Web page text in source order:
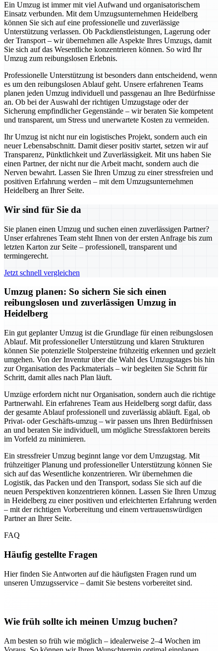
Ein Umzug ist immer mit viel Aufwand und organisatorischem
Einsatz verbunden. Mit dem Umzugsunternehmen Heidelberg
können Sie sich auf eine professionelle und zuverlässige
Unterstützung verlassen. Ob Packdienstleistungen, Lagerung oder
der Transport – wir übernehmen alle Aspekte Ihres Umzugs, damit
Sie sich auf das Wesentliche konzentrieren können. So wird Ihr
Umzug zum reibungslosen Erlebnis.
Professionelle Unterstützung ist besonders dann entscheidend, wenn
es um den reibungslosen Ablauf geht. Unsere erfahrenen Teams
planen jeden Umzug individuell und passgenau an Ihre Bedürfnisse
an. Ob bei der Auswahl der richtigen Umzugstage oder der
Sicherung empfindlicher Gegenstände – wir beraten Sie kompetent
und transparent, um Stress und unerwartete Kosten zu vermeiden.
Ihr Umzug ist nicht nur ein logistisches Projekt, sondern auch ein
neuer Lebensabschnitt. Damit dieser positiv startet, setzen wir auf
Transparenz, Pünktlichkeit und Zuverlässigkeit. Mit uns haben Sie
einen Partner, der nicht nur die Arbeit macht, sondern auch die
Nerven bewahrt. Lassen Sie Ihren Umzug zu einer stressfreien und
positiven Erfahrung werden – mit dem Umzugsunternehmen
Heidelberg an Ihrer Seite.
Wir sind für Sie da
Sie planen einen Umzug und suchen einen zuverlässigen Partner?
Unser erfahrenes Team steht Ihnen von der ersten Anfrage bis zum
letzten Karton zur Seite – professionell, transparent und
termingerecht.
Jetzt schnell vergleichen
Umzug planen: So sichern Sie sich einen
reibungslosen und zuverlässigen Umzug in
Heidelberg
Ein gut geplanter Umzug ist die Grundlage für einen reibungslosen
Ablauf. Mit professioneller Unterstützung und klaren Strukturen
können Sie potenzielle Stolpersteine frühzeitig erkennen und gezielt
umgehen. Von der Inventur über die Wahl des Umzugstages bis hin
zur Organisation des Packmaterials – wir begleiten Sie Schritt für
Schritt, damit alles nach Plan läuft.
Umzüge erfordern nicht nur Organisation, sondern auch die richtige
Partnerwahl. Ein erfahrenes Team aus Heidelberg sorgt dafür, dass
der gesamte Ablauf professionell und zuverlässig abläuft. Egal, ob
Privat- oder Geschäfts-umzug – wir passen uns Ihren Bedürfnissen
an und beraten Sie individuell, um mögliche Stressfaktoren bereits
im Vorfeld zu minimieren.
Ein stressfreier Umzug beginnt lange vor dem Umzugstag. Mit
frühzeitiger Planung und professioneller Unterstützung können Sie
sich auf das Wesentliche konzentrieren. Wir übernehmen die
Logistik, das Packen und den Transport, sodass Sie sich auf die
neuen Perspektiven konzentrieren können. Lassen Sie Ihren Umzug
in Heidelberg zu einer positiven und erleichterten Erfahrung werden
– mit der richtigen Vorbereitung und einem vertrauenswürdigen
Partner an Ihrer Seite.
FAQ
Häufig gestellte Fragen
Hier finden Sie Antworten auf die häufigsten Fragen rund um
unseren Umzugsservice – damit Sie bestens vorbereitet sind.
Wie früh sollte ich meinen Umzug buchen?
Am besten so früh wie möglich – idealerweise 2–4 Wochen im